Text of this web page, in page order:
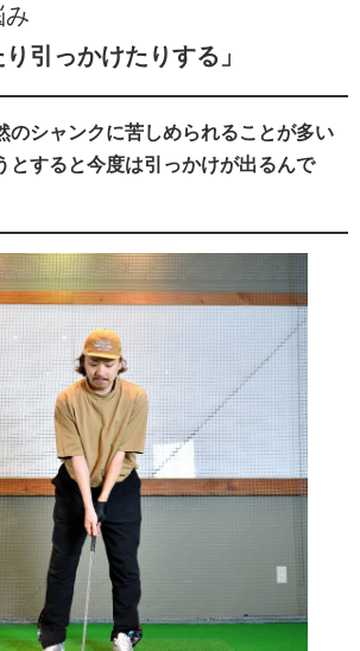
り引っかけたりする」
のシャンクに苦しめられることが多い
とすると今度は引っかけが出るんで